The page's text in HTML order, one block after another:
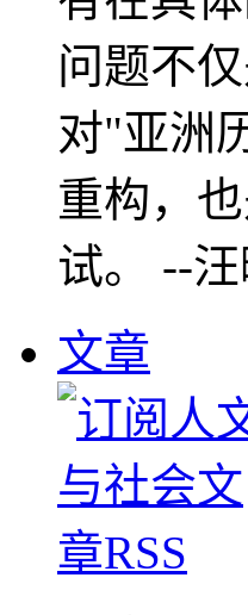
问题不
对"亚洲
重构，
试。 --
文章